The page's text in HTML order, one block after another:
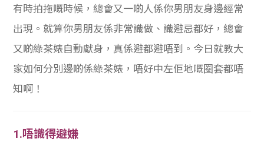
有時拍拖嘅時候，總會又一啲人係你男朋友身邊經常
出現。就算你男朋友係非常識做、 識避忌都好，總會
又啲綠茶婊自動獻身，真係避都避唔到。今日就教大
家如何分別邊啲係綠茶婊，唔好中左佢地嘅圈套都唔
知啊！
1.唔識得避嫌